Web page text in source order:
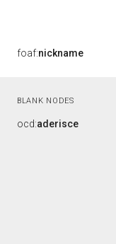
foaf:nickname
BLANK NODES
ocd:aderisce